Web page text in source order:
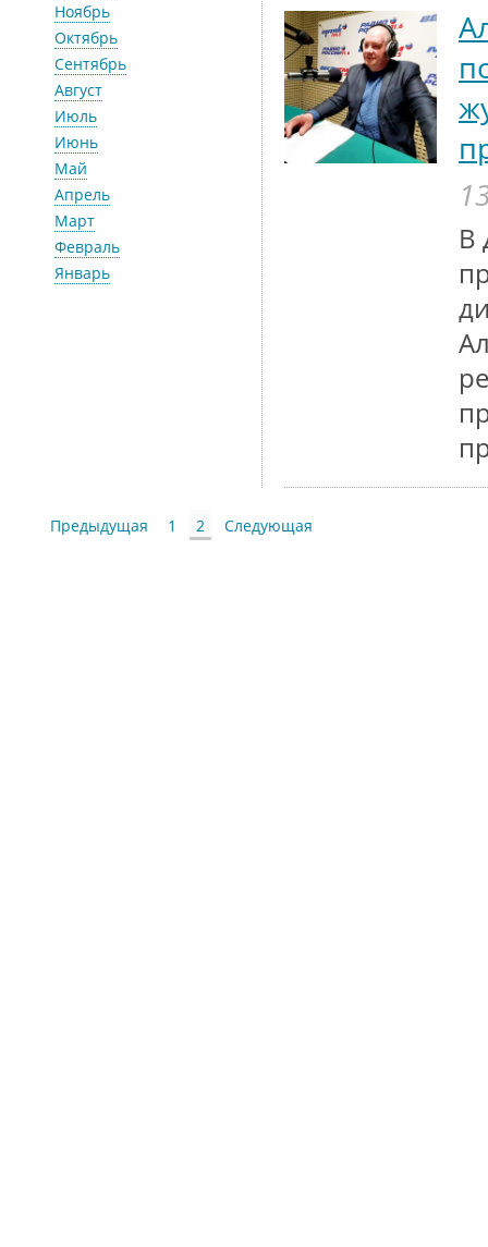
Ноябрь
Октябрь
Сентябрь
Август
Июль
Июнь
Май
Апрель
Март
Февраль
Январь
В
Предыдущая 1 2 Следующая